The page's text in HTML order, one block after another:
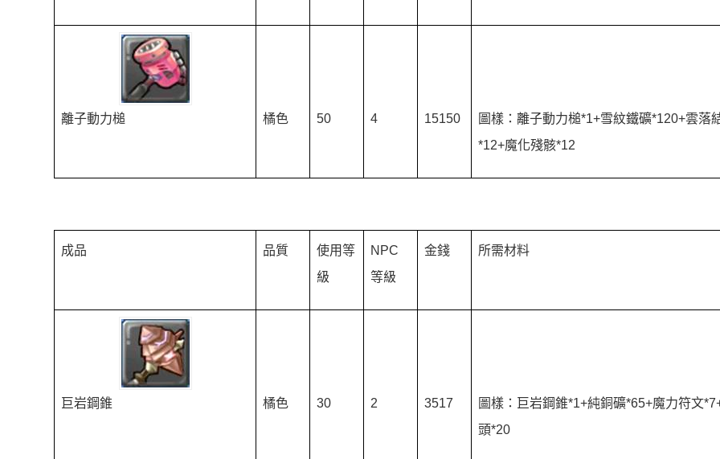
離子動力槌 橘色 50 4 15150
圖樣：離子動力槌*1+雪紋鐵礦*120+雲落
*12+魔化殘骸*12
成品 品質
使用等
級
NPC
等級
金錢 所需材料
巨岩鋼錐 橘色 30 2 3517
圖樣：巨岩鋼錐*1+純銅礦*65+魔力符文
頭*20